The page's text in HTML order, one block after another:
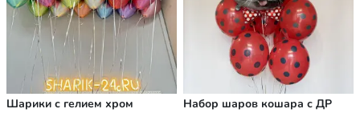
Шарики с гелием хром Набор шаров кошара с ДР